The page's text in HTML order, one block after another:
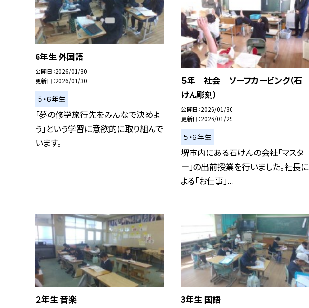
6年生 外国語
公開日 2026/01/30
更新日 2026/01/30
５・６年生
「夢の修学旅行先をみんなで決めよ
う」という学習に意欲的に取り組んで
います。
５年 社会 ソープカービング（石
けん彫刻）
公開日 2026/01/30
更新日 2026/01/29
５・６年生
堺市内にある石けんの会社「マスタ
ー」の出前授業を行いました。社長に
よる「お仕事」...
２年生 音楽 3年生 国語